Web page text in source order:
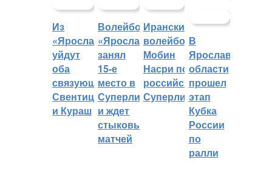
Из
«Ярославича»
уйдут
оба
связующих:
Свентицкис
и Кураш
Волейбольный
«Ярославич»
занял
15-е
место в
Суперлиге
и ждет
стыковых
матчей
Иранский
волейболист
Мобин
Насри покинет
российскую
Суперлигу
В
Ярославской
области
прошел
этап
Кубка
России
по
ралли